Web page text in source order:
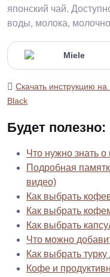
японский чай.
воды, молока,
Скачать инструкцию
Black
Будет полезно:
Что нужно знать
Подробная
видео)
Как выбрать
Как выбрать
Как выбрать
Что можно
Как выбрать
Кофе и